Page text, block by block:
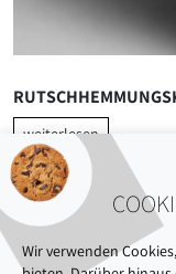
weiterlesen
Wir verwenden